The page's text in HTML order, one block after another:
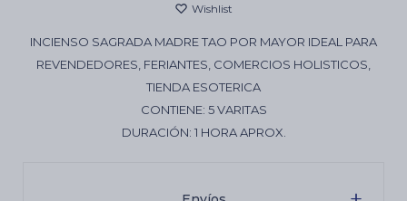
INCIENSO SAGRADA MADRE TAO POR MAYOR IDEAL PARA
REVENDEDORES, FERIANTES, COMERCIOS HOLISTICOS,
TIENDA ESOTERICA
CONTIENE: 5 VARITAS
DURACIÓN: 1 HORA APROX.
Artículos Esotéricos